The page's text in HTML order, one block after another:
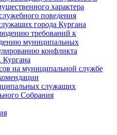
характера
поведения
города Кургана
требований к
муниципальных
конфликта
на муниципальной службе
служащих
Cобрания